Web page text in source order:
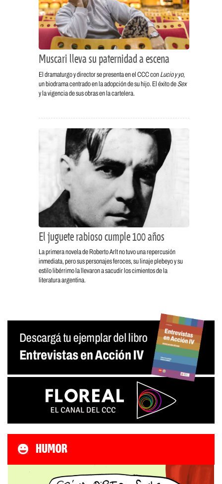
Muscari lleva su paternidad a escena
El dramaturgo y director se presenta en el CCC con Lucio y yo,
un biodrama centrado en la adopción de su hijo. El éxito de Sex
y la vigencia de sus obras en la cartelera.
El juguete rabioso cumple 100 años
La primera novela de Roberto Arlt no tuvo una repercusión
inmediata, pero sus personajes feroces, su linaje plebeyo y su
estilo libérrimo la llevaron a sacudir los cimientos de la
literatura argentina.
HUMOR